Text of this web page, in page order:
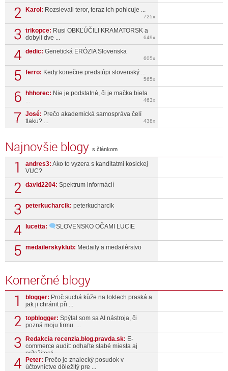
Karol: Rozsievali teror, teraz ich pohlcuje ...
725x
trikopce: Rusi OBKĽÚČILI KRAMATORSK a
dobyli dve ...
649x
dedic: Genetická ERÓZIA Slovenska
605x
ferro: Kedy konečne predstúpi slovenský ...
565x
hhhorec: Nie je podstatné, či je mačka biela
...
463x
José: Prečo akademická samospráva čelí
tlaku? ...
438x
Najnovšie blogy s článkom
andres3: Ako to vyzera s kanditatmi kosickej
VUC?
david2204: Spektrum informácií
peterkucharcik: peterkucharcik
lucetta: SLOVENSKO OČAMI LUCIE
medailerskyklub: Medaily a medailérstvo
Komerčné blogy
blogger: Proč suchá kůže na loktech praská a
jak ji chránit při ...
topblogger: Spýtal som sa AI nástroja, či
pozná moju firmu. ...
Redakcia recenzia.blog.pravda.sk: E-
commerce audit: odhaľte slabé miesta aj
príležitosti ...
Peter: Prečo je znalecký posudok v
účtovníctve dôležitý pre ...